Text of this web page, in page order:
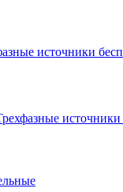
источники
источники